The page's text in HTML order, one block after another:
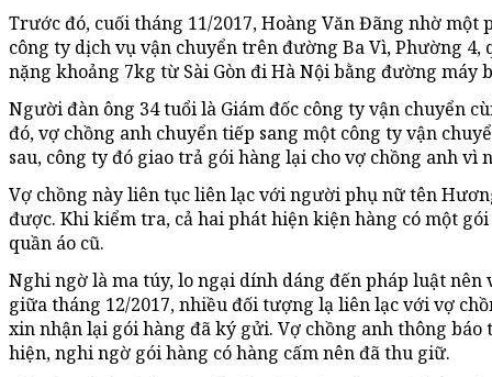
Trước đó, cuối tháng 11/2017, Hoàng Văn Đãng nhờ
công ty dịch vụ vận chuyển trên đường Ba Vì, Phường 4,
nặng khoảng 7kg từ Sài Gòn đi Hà Nội bằng đường máy
Người đàn ông 34 tuổi là Giám đốc công ty vận chuyển
đó, vợ chồng anh chuyển tiếp sang một công ty vận
sau, công ty đó giao trả gói hàng lại cho vợ chồng anh vì
Vợ chồng này liên tục liên lạc với người phụ nữ tên
được. Khi kiểm tra, cả hai phát hiện kiện hàng có một
quần áo cũ.
Nghi ngờ là ma túy, lo ngại dính dáng đến pháp luật
giữa tháng 12/2017, nhiều đối tượng lạ liên lạc với vợ
xin nhận lại gói hàng đã ký gửi. Vợ chồng anh thông
hiện, nghi ngờ gói hàng có hàng cấm nên đã thu giữ.